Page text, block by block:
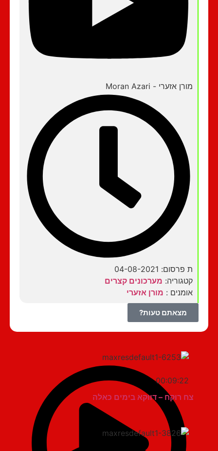
מורן אזערי - Moran Azari
ת פרסום: 04-08-2021
קטגוריה:מערכונים קצרים
אומנים :מורן אזערי
מצאתם טעות?
00:09:22
צח רוקח – דווקא בימים כאלה